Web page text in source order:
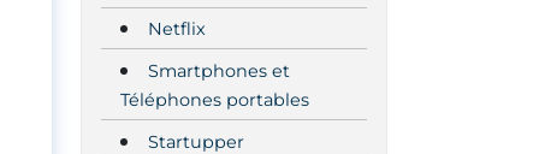
Netflix
Smartphones et
Téléphones portables
Startupper